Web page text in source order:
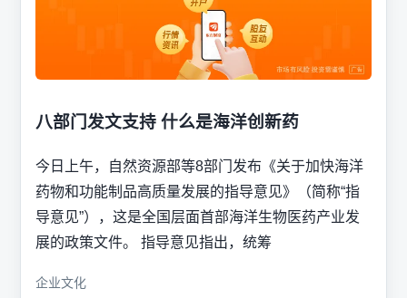
八部门发文支持 什么是海洋创新药
今日上午，自然资源部等8部门发布《关于加快海洋
药物和功能制品高质量发展的指导意见》（简称“指
导意见”），这是全国层面首部海洋生物医药产业发
展的政策文件。 指导意见指出，统筹
企业文化